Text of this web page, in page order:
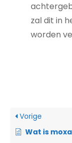
zal dit in
worden
Vorige
Wat is